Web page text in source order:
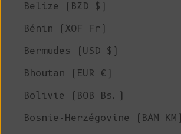
Belize (BZD $)
Bénin (XOF Fr)
Bermudes (USD $)
Bhoutan (EUR €)
Bolivie (BOB Bs.)
Bosnie-Herzégovine (BAM КМ)